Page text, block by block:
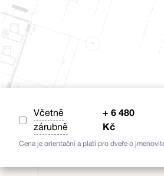
Včetně
zárubně
+ 6 480
Kč
Cena je orientační a platí pro dveře o